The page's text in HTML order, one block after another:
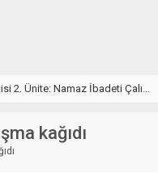
– Online Çöz
kağıdı